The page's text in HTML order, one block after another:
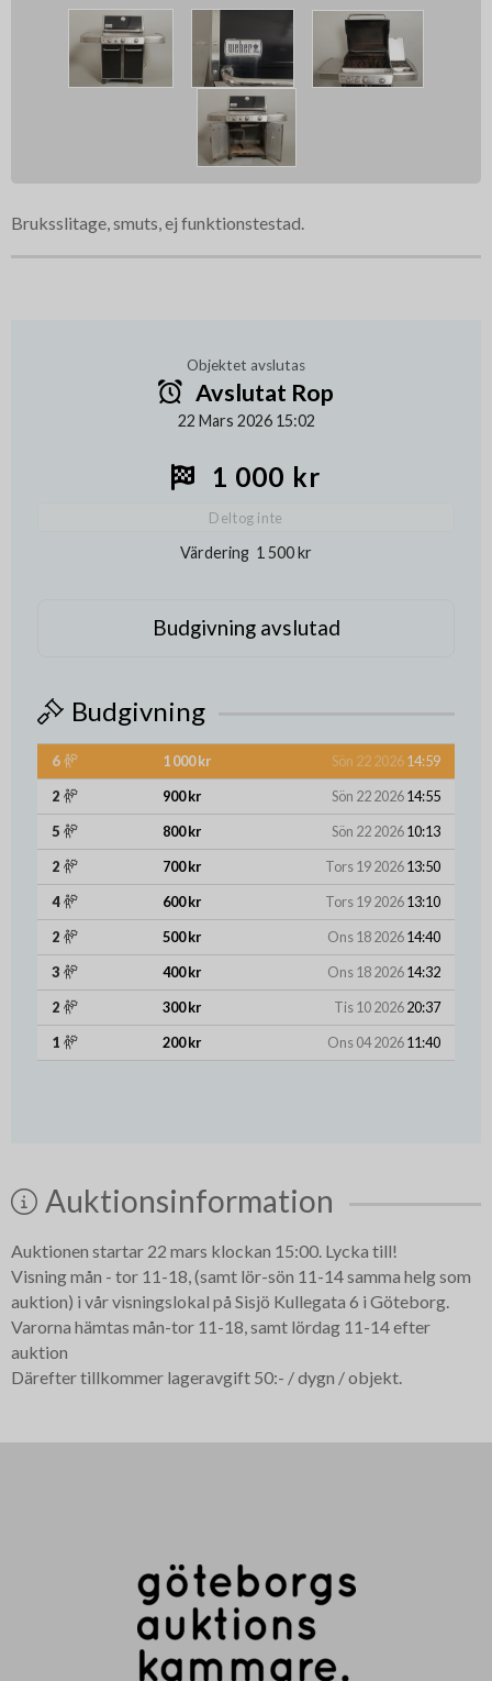
Bruksslitage, smuts, ej funktionstestad.
Objektet avslutas
Avslutat Rop
22 Mars 2026 15:02
1 000 kr
Deltog inte
Värdering 1 500 kr
Budgivning avslutad
Budgivning
6 1 000 kr Sön 22 202614:59
2
900 kr Sön 22 202614:55
5
800 kr Sön 22 202610:13
2
700 kr Tors 19 202613:50
4
600 kr Tors 19 202613:10
2
500 kr Ons 18 202614:40
3
400 kr Ons 18 202614:32
2
300 kr Tis 10 202620:37
1
200 kr Ons 04 202611:40
Auktionsinformation
Auktionen startar 22 mars klockan 15:00. Lycka till!
Visning mån - tor 11-18, (samt lör-sön 11-14 samma helg som
auktion) i vår visningslokal på Sisjö Kullegata 6 i Göteborg.
Varorna hämtas mån-tor 11-18, samt lördag 11-14 efter
auktion
Därefter tillkommer lageravgift 50:- / dygn / objekt.